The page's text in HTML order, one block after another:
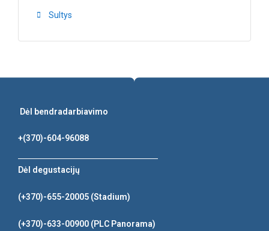
Sultys
Dėl bendradarbiavimo
+(370)-604-96088
Dėl degustacijų
(+370)-655-20005 (Stadium)
(+370)-633-00900 (PLC Panorama)